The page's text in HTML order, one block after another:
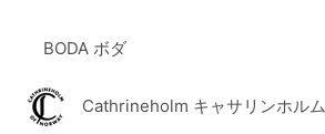
BODA ボダ
Cathrineholm キャサリンホルム